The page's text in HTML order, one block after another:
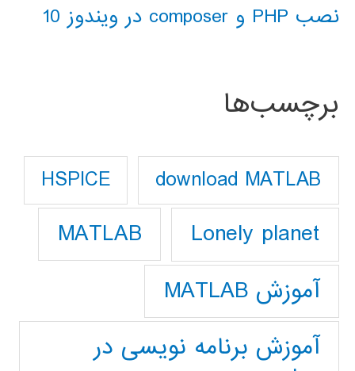
نصب PHP و composer در ویندوز 10
برچسب‌ها
download MATLAB
HSPICE
Lonely planet
MATLAB
آموزش MATLAB
آموزش برنامه نویسی در